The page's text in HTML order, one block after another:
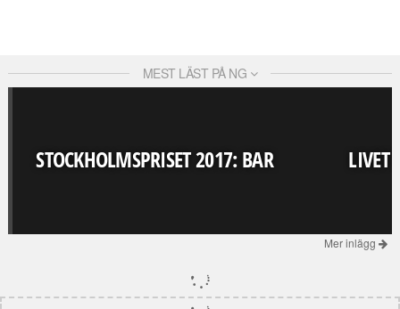
MEST LÄST PÅ NG
STOCKHOLMSPRISET 2017: BAR LIVET
Mer inlägg